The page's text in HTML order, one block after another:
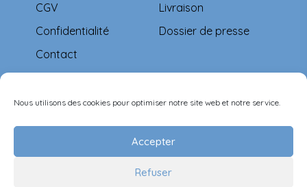
Nous utilisons des cookies pour optimiser notre site web et notre service.
Accepter
Refuser
CGV
Confidentialité
Contact
Livraison
Dossier de presse